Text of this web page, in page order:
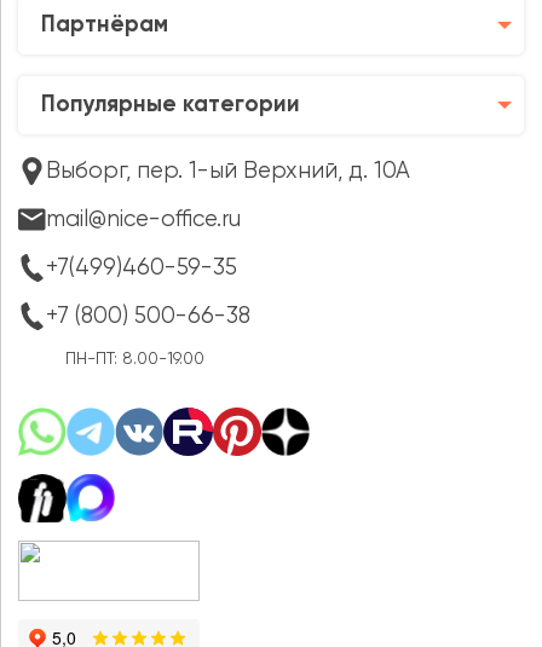
Партнёрам
Популярные категории
Выборг, пер. 1-ый Верхний, д. 10А
mail@nice-office.ru
+7(499)460-59-35
+7 (800) 500-66-38
ПН-ПТ: 8.00-19.00